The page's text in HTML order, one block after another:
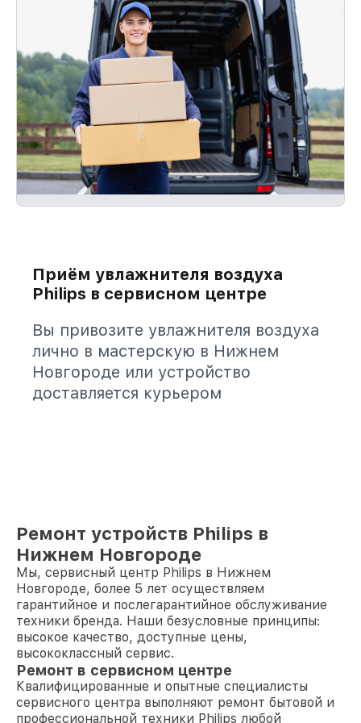
Приём увлажнителя воздуха
Philips в сервисном центре
Вы привозите увлажнителя воздуха
лично в мастерскую в Нижнем
Новгороде или устройство
доставляется курьером
Ремонт устройств Philips в
Нижнем Новгороде
Мы, сервисный центр Philips в Нижнем
Новгороде, более 5 лет осуществляем
гарантийное и послегарантийное обслуживание
техники бренда. Наши безусловные принципы:
высокое качество, доступные цены,
высококлассный сервис.
Ремонт в сервисном центре
Квалифицированные и опытные специалисты
сервисного центра выполняют ремонт бытовой и
профессиональной техники Philips любой